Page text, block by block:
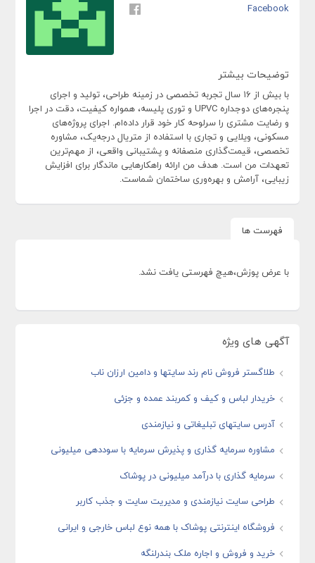
Facebook
توضیحات بیشتر
با بیش از ۱۶ سال تجربه تخصصی در زمینه طراحی، تولید و اجرای
پنجره‌های دوجداره UPVC و توری پلیسه، همواره کیفیت، دقت در اجرا
و رضایت مشتری را سرلوحه کار خود قرار داده‌ام. اجرای پروژه‌های
مسکونی، ویلایی و تجاری با استفاده از متریال درجه‌یک، مشاوره
تخصصی، قیمت‌گذاری منصفانه و پشتیبانی واقعی، از مهم‌ترین
تعهدات من است. هدف من ارائه راهکارهایی ماندگار برای افزایش
زیبایی، آرامش و بهره‌وری ساختمان شماست.
فهرست ها
با عرض پوزش،هیچ فهرستی یافت نشد.
آگهی های ویژه
طلاگستر فروش نام رند سایتها و دامین ارزان ناب
خریدار لباس و کیف و کمربند عمده و جزئی
آدرس سایتهای تبلیغاتی و نیازمندی
مشاوره سرمایه گذاری و پذیرش سرمایه با سوددهی میلیونی
سرمایه گذاری با درآمد میلیونی در پوشاک
طراحی سایت نیازمندی و مدیریت سایت و جذب کاربر
فروشگاه اینترنتی پوشاک با همه نوع لباس خارجی و ایرانی
خرید و فروش و اجاره ملک بندرلنگه